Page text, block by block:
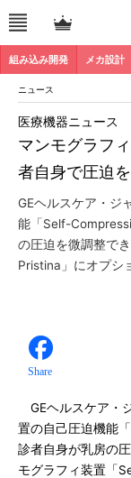
組み込み開発 メカ設計
ニュース
マンモグラフ
者自身で圧迫
医療機器ニュース
GEヘルスケア・ジ
能「Self-
の圧迫を微調整で
Pristina」にオプシ
Share
GEヘルスケア・
置の自己圧迫機能
診者自身が乳房の
モグラフィ装置「